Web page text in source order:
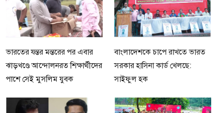
ভারতের যন্তর মন্তরের পর এবার
ঝাড়খণ্ডে আন্দোলনরত শিক্ষার্থীদের
পাশে সেই মুসলিম যুবক
বাংলাদেশকে চাপে রাখতে ভারত
সরকার হাসিনা কার্ড খেলছে:
সাইফুল হক